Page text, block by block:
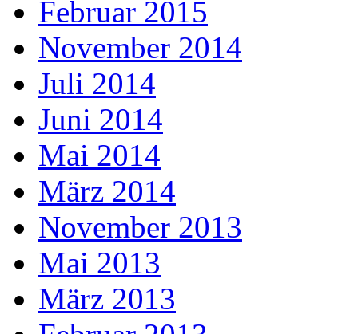
Februar 2015
November 2014
Juli 2014
Juni 2014
Mai 2014
März 2014
November 2013
Mai 2013
März 2013